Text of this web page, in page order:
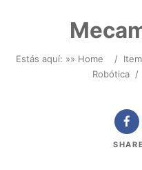
Estás aquí: »» Home /
Robótica /
SHARE